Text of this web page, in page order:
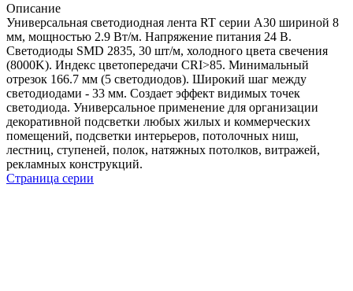
Описание
Универсальная светодиодная лента RT серии A30 шириной 8
мм, мощностью 2.9 Вт/м. Напряжение питания 24 В.
Светодиоды SMD 2835, 30 шт/м, холодного цвета свечения
(8000K). Индекс цветопередачи CRI>85. Минимальный
отрезок 166.7 мм (5 светодиодов). Широкий шаг между
светодиодами - 33 мм. Создает эффект видимых точек
светодиода. Универсальное применение для организации
декоративной подсветки любых жилых и коммерческих
помещений, подсветки интерьеров, потолочных ниш,
лестниц, ступеней, полок, натяжных потолков, витражей,
рекламных конструкций.
Страница серии